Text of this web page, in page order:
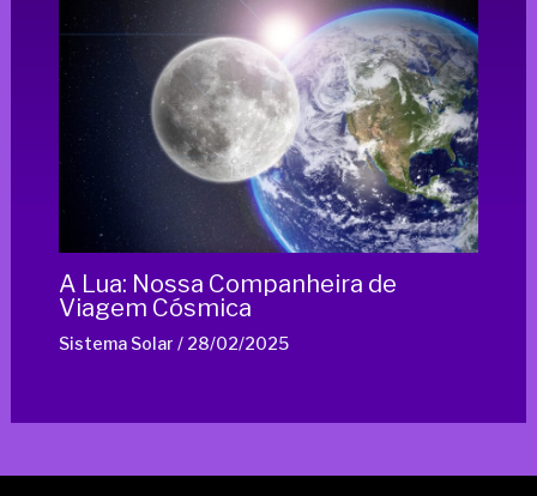
A Lua: Nossa Companheira de
Viagem Cósmica
Sistema Solar / 28/02/2025